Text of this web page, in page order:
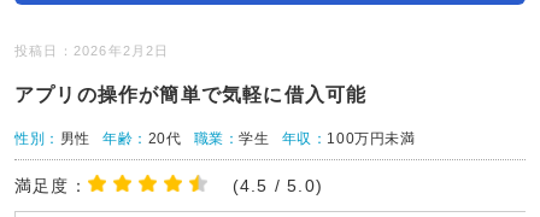
投稿日：2026年2月2日
アプリの操作が簡単で気軽に借入可能
性別： 男性 年齢： 20代 職業：学生 年収： 100万円未満
満足度： (4.5 / 5.0)